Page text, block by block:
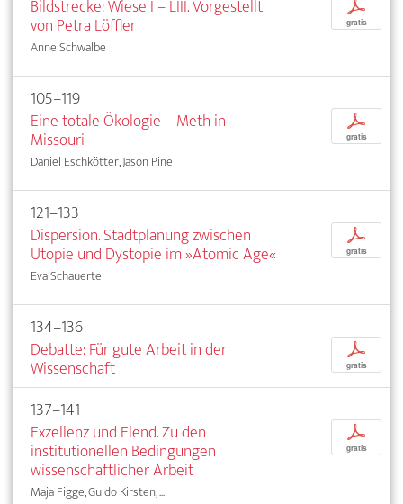
Bildstrecke: Wiese I – LIII. Vorgestellt
von Petra Löffler
Anne Schwalbe
p
gratis
105–119
Eine totale Ökologie – Meth in
Missouri
Daniel Eschkötter, Jason Pine
p
gratis
121–133
Dispersion. Stadtplanung zwischen
Utopie und Dystopie im »Atomic Age«
Eva Schauerte
p
gratis
134–136
Debatte: Für gute Arbeit in der
Wissenschaft
p
gratis
137–141
Exzellenz und Elend. Zu den
institutionellen Bedingungen
wissenschaftlicher Arbeit
Maja Figge, Guido Kirsten, ...
p
gratis